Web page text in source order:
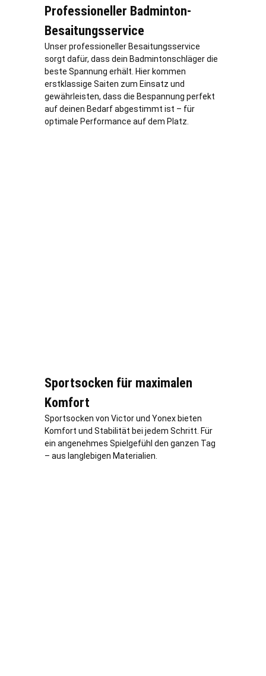
Professioneller Badminton-
Besaitungsservice
Unser professioneller Besaitungsservice
sorgt dafür, dass dein Badmintonschläger die
beste Spannung erhält. Hier kommen
erstklassige Saiten zum Einsatz und
gewährleisten, dass die Bespannung perfekt
auf deinen Bedarf abgestimmt ist – für
optimale Performance auf dem Platz.
Sportsocken für maximalen
Komfort
Sportsocken von Victor und Yonex bieten
Komfort und Stabilität bei jedem Schritt. Für
ein angenehmes Spielgefühl den ganzen Tag
– aus langlebigen Materialien.